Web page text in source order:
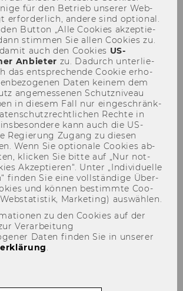
& Submission
für den Be­trieb un­se­rer Web­
er­for­der­lich, an­de­re sind op­tio­nal.
But­ton „Alle Coo­kies ak­zep­tie­
stim­men Sie allen Coo­kies zu.
auch den Coo­kies US-​
An­bie­ter zu. Da­durch un­ter­lie­
das ent­spre­chen­de Coo­kie er­ho­
Daten kei­nem dem
an­ge­mes­se­nen Schutz­ni­veau
in die­sem Fall nur ein­ge­schränk­
Rech­te in
kann auch die US-​
Re­gie­rung Zu­gang zu die­sen
Wenn Sie op­tio­na­le Coo­kies ab­
kli­cken Sie bitte auf „Nur not­
Ak­zep­tie­ren“. Unter „In­di­vi­du­el­le
fin­den Sie eine voll­stän­di­ge Über­
und kön­nen be­stimm­te Coo­
Mar­ke­ting) aus­wäh­len.
zu den Cookies auf der
Verarbeitung
Daten finden Sie in unserer
.